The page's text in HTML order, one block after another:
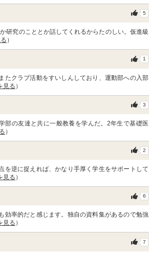
5
研究のこととか話してくれるからたのしい。仮進級
）
1
たクラブ活動をすいしんしており、運動部への入部
見る ）
3
部の友達と共に一般教養を学んだ。2年生で基礎医
）
2
を逆に捉えれば、かなり手厚く学生をサポートして
見る ）
6
効率的だと感じます。独自の資料集があるので勉強
見る ）
7